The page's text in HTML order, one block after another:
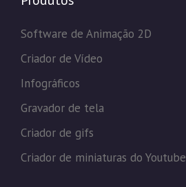
Software de Animação 2D
Criador de Vídeo
Infográficos
Gravador de tela
Criador de gifs
Criador de miniaturas do Youtube